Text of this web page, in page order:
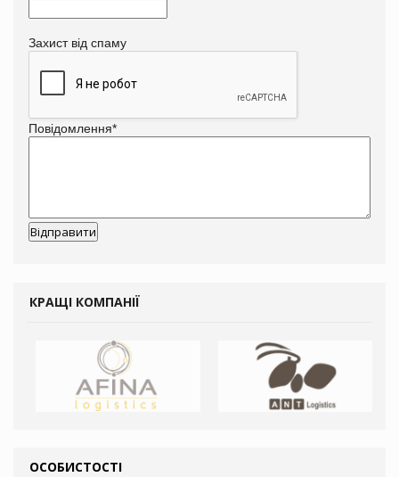
Захист від спаму
Повідомлення*
КРАЩІ КОМПАНІЇ
ОСОБИСТОСТІ